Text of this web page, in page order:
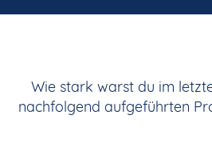
Wie stark warst du im
nachfolgend aufgeführten